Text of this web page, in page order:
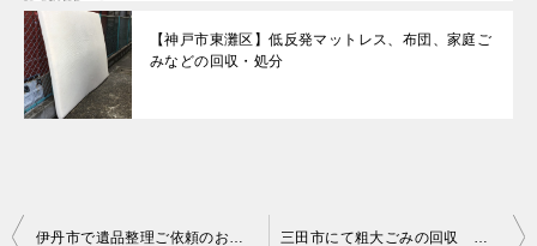
【神戸市東灘区】低反発マットレス、布団、家庭ご
みなどの回収・処分
投
伊丹市で遺品整理ご依頼のお客様のメッセージ 三田市にて粗大ごみの回収 お客様の声